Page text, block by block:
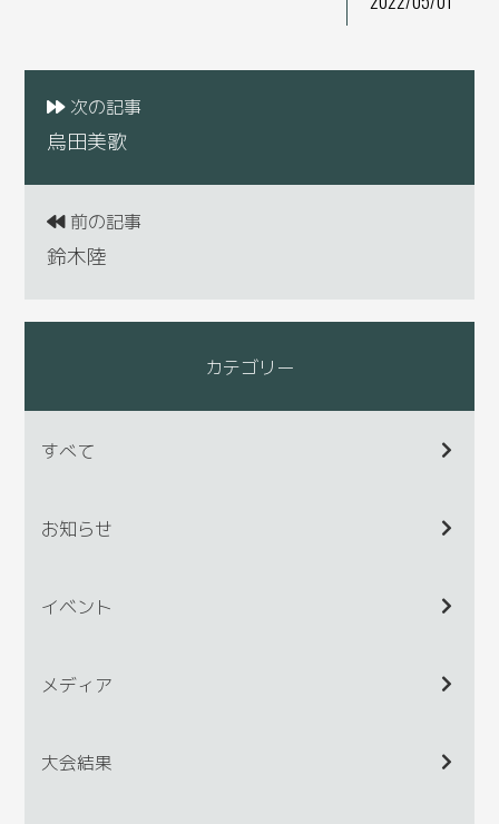
次の記事
烏田美歌
前の記事
鈴木陸
カテゴリー
すべて
お知らせ
イベント
メディア
大会結果